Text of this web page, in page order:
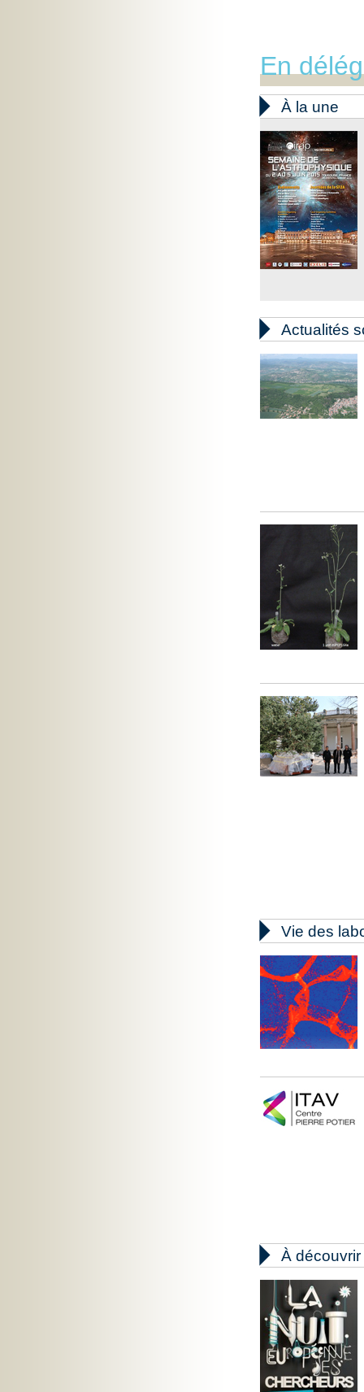
En
 À la une
 Actualités
 Vie des
 À découvrir